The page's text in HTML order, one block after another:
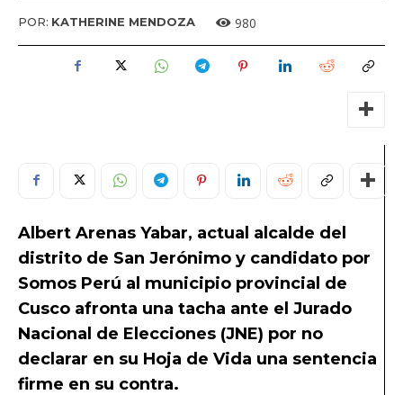
POR: KATHERINE MENDOZA 980
Albert Arenas Yabar, actual alcalde del
distrito de San Jerónimo y candidato por
Somos Perú al municipio provincial de
Cusco afronta una tacha ante el Jurado
Nacional de Elecciones (JNE) por no
declarar en su Hoja de Vida una sentencia
firme en su contra.